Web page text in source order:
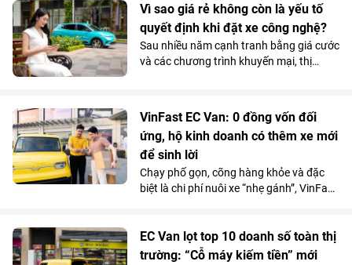
lược hồi sức cá thể hóa, hạn chế tối đa
các can thiệp xâm lấn nguy hiểm.
Vì sao giá rẻ không còn là yếu tố
quyết định khi đặt xe công nghệ?
Sau nhiều năm cạnh tranh bằng giá cước
và các chương trình khuyến mại, thị
lệch giá giữa các nền tảng ngày càng thu
hẹp, người dùng có xu hướng quan tâm
nhiều hơn đến những yếu tố như thời
gian xe đón, chất lượng phương tiện hay
sự ổn định của dịch vụ.
VinFast EC Van: 0 đồng vốn đối
ứng, hộ kinh doanh có thêm xe mới
để sinh lời
Chạy phố gọn, cõng hàng khỏe và đặc
biệt là chi phí nuôi xe “nhẹ gánh”, VinFast
EC Van lọt top 10 doanh số toàn thị
trường: “Cỗ máy kiếm tiền” mới